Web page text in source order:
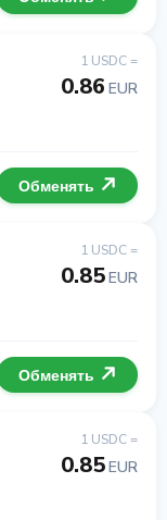
1 USDC =
0.86 EUR
Обменять
1 USDC =
0.85EUR
Обменять
1 USDC =
0.85EUR